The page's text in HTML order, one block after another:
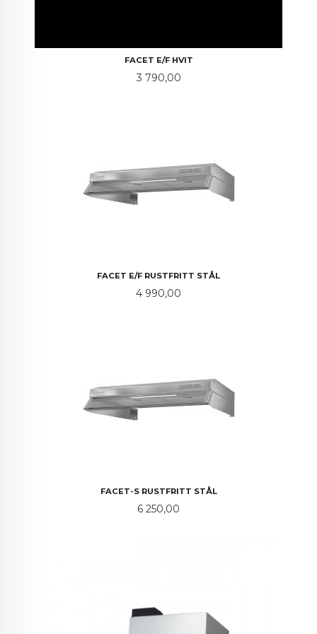
FACET E/F HVIT
Pris
3 790,00
FACET E/F RUSTFRITT STÅL
Pris
4 990,00
FACET-S RUSTFRITT STÅL
Pris
6 250,00